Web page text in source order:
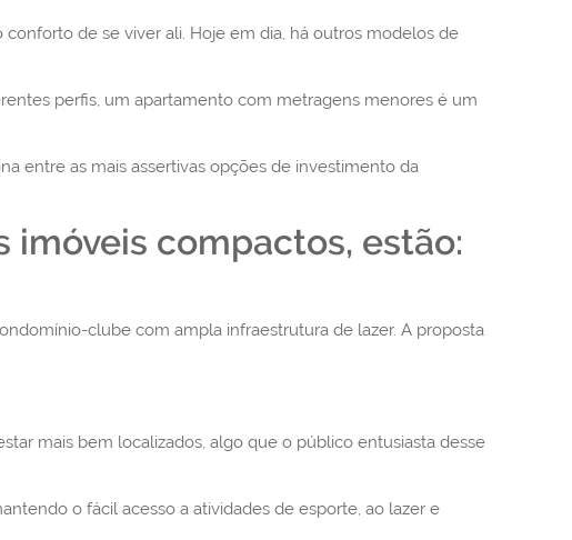
de se viver ali. Hoje em dia, há outros modelos de
perfis, um apartamento com metragens menores é um
entre as mais assertivas opções de investimento da
imóveis compactos, estão:
clube com ampla infraestrutura de lazer. A proposta
mais bem localizados, algo que o público entusiasta desse
o fácil acesso a atividades de esporte, ao lazer e